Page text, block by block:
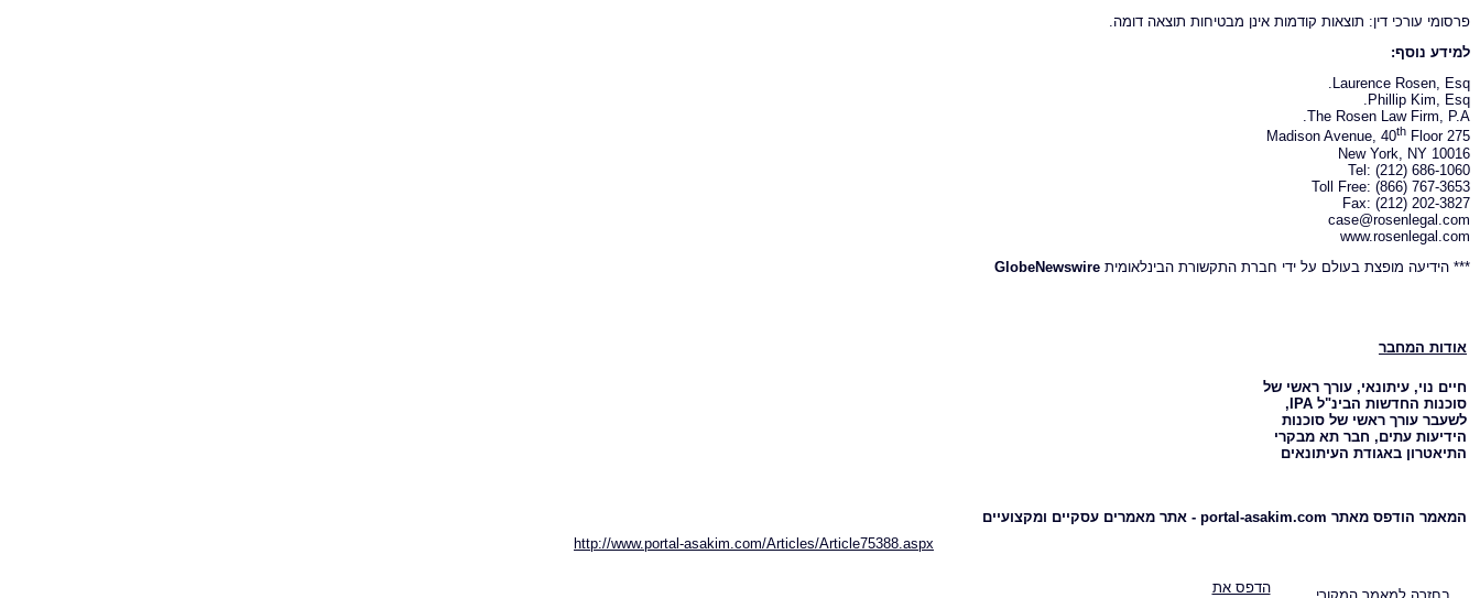
פרסומי עורכי דין: תוצאות קודמות אינן מבטיחות תוצאה דומה.
למידע נוסף:
Laurence Rosen, Esq.
Phillip Kim, Esq.
The Rosen Law Firm, P.A.
275 Madison Avenue, 40
th Floor
New York, NY 10016
Tel: (212) 686-1060
Toll Free: (866) 767-3653
Fax: (212) 202-3827
case@rosenlegal.com
www.rosenlegal.com
*** הידיעה מופצת בעולם על ידי חברת התקשורת הבינלאומית GlobeNewswire
אודות המחבר
חיים נוי, עיתונאי, עורך ראשי של
סוכנות החדשות הבינ"ל IPA,
לשעבר עורך ראשי של סוכנות
הידיעות עתים, חבר תא מבקרי
התיאטרון באגודת העיתונאים
המאמר הודפס מאתר portal-asakim.com - אתר מאמרים עסקיים ומקצועיים
http://www.portal-asakim.com/Articles/Article75388.aspx
הדפס את